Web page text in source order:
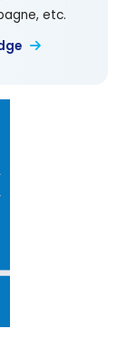
etc.